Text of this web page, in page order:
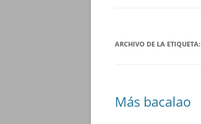
ARCHIVO DE LA ETIQUETA:
Más bacalao